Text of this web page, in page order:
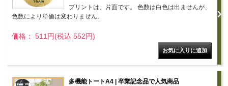
プリントは、片面です。 色数は白色は出ませんが、
色数により単価は変わりません。
価格： 511円(税込 552円)
多機能トートA4 | 卒業記念品で人気商品